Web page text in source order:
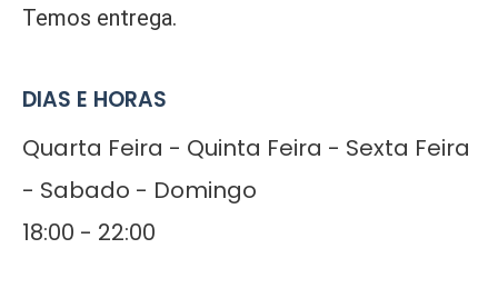
Temos entrega.
DIAS E HORAS
Quarta Feira - Quinta Feira - Sexta Feira
- Sabado - Domingo
18:00 - 22:00